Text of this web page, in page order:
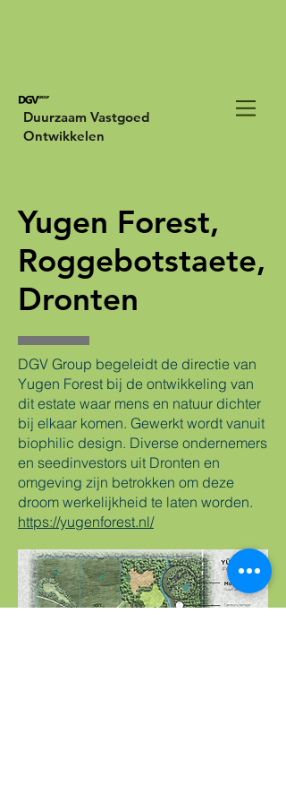
Duurzaam Vastgoed
Ontwikkelen
Yugen Forest,
Roggebotstaete,
Dronten
DGV Group begeleidt de directie van
Yugen Forest bij de ontwikkeling van
dit estate waar mens en natuur dichter
bij elkaar komen. Gewerkt wordt vanuit
biophilic design. Diverse ondernemers
en seedinvestors uit Dronten en
omgeving zijn betrokken om deze
droom werkelijkheid te laten worden.
https://yugenforest.nl/